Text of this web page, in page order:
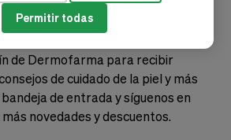
Permitir todas
¡Suscríbete ahora!
de Dermofarma para recibir
de cuidado de la piel y más
de entrada y síguenos en
novedades y descuentos.